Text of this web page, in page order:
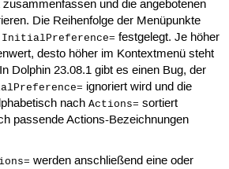
und die angebotenen
Die Reihenfolge der Menüpunkte
InitialPreference= festgelegt. Je höher
desto höher im Kontextmenü steht
Dolphin 23.08.1 gibt es einen Bug, der
ignoriert wird und die
nach Actions= sortiert
passende Actions-Bezeichnungen
werden anschließend eine oder